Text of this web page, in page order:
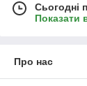
Сьогодні
Показати
Про нас